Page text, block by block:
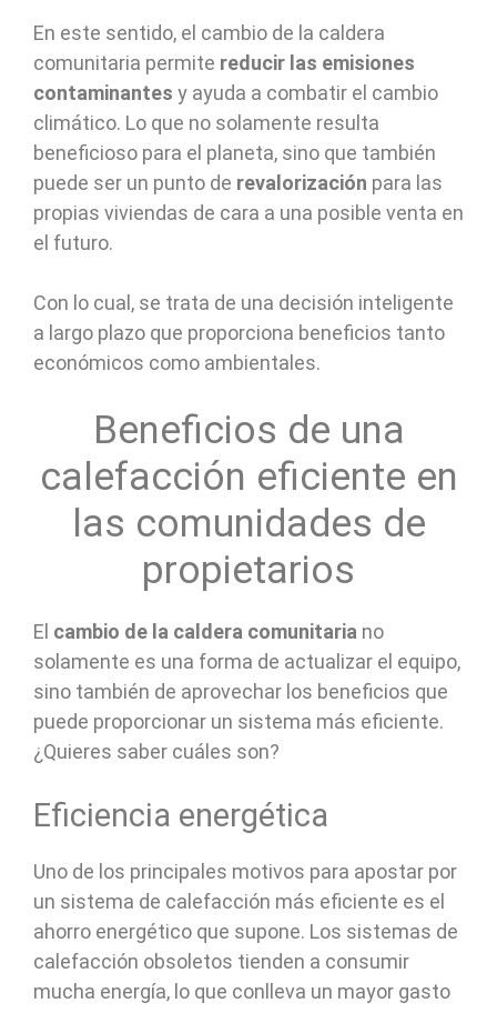
En este sentido, el cambio de la caldera
comunitaria permite reducir las emisiones
contaminantes y ayuda a combatir el cambio
climático. Lo que no solamente resulta
beneficioso para el planeta, sino que también
puede ser un punto de revalorización para las
propias viviendas de cara a una posible venta en
el futuro.
Con lo cual, se trata de una decisión inteligente
a largo plazo que proporciona beneficios tanto
económicos como ambientales.
Beneficios de una
calefacción eficiente en
las comunidades de
propietarios
El cambio de la caldera comunitaria no
solamente es una forma de actualizar el equipo,
sino también de aprovechar los beneficios que
puede proporcionar un sistema más eficiente.
¿Quieres saber cuáles son?
Eficiencia energética
Uno de los principales motivos para apostar por
un sistema de calefacción más eficiente es el
ahorro energético que supone. Los sistemas de
calefacción obsoletos tienden a consumir
mucha energía, lo que conlleva un mayor gasto